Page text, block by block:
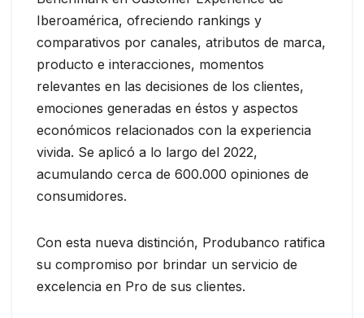
Iberoamérica, ofreciendo rankings y
comparativos por canales, atributos de marca,
producto e interacciones, momentos
relevantes en las decisiones de los clientes,
emociones generadas en éstos y aspectos
económicos relacionados con la experiencia
vivida. Se aplicó a lo largo del 2022,
acumulando cerca de 600.000 opiniones de
consumidores.
Con esta nueva distinción, Produbanco ratifica
su compromiso por brindar un servicio de
excelencia en Pro de sus clientes.